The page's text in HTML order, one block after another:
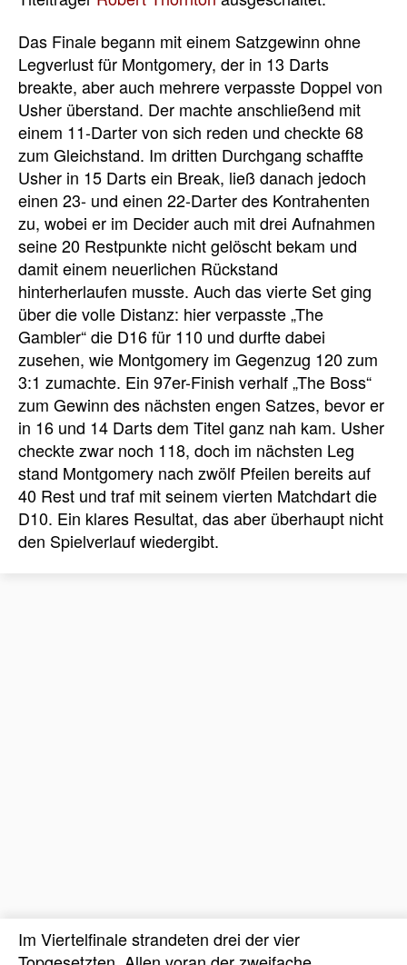
Das Finale begann mit einem Satzgewinn ohne
Legverlust für Montgomery, der in 13 Darts
breakte, aber auch mehrere verpasste Doppel von
Usher überstand. Der machte anschließend mit
einem 11-Darter von sich reden und checkte 68
zum Gleichstand. Im dritten Durchgang schaffte
Usher in 15 Darts ein Break, ließ danach jedoch
einen 23- und einen 22-Darter des Kontrahenten
zu, wobei er im Decider auch mit drei Aufnahmen
seine 20 Restpunkte nicht gelöscht bekam und
damit einem neuerlichen Rückstand
hinterherlaufen musste. Auch das vierte Set ging
über die volle Distanz: hier verpasste „The
Gambler“ die D16 für 110 und durfte dabei
zusehen, wie Montgomery im Gegenzug 120 zum
3:1 zumachte. Ein 97er-Finish verhalf „The Boss“
zum Gewinn des nächsten engen Satzes, bevor er
in 16 und 14 Darts dem Titel ganz nah kam. Usher
checkte zwar noch 118, doch im nächsten Leg
stand Montgomery nach zwölf Pfeilen bereits auf
40 Rest und traf mit seinem vierten Matchdart die
D10. Ein klares Resultat, das aber überhaupt nicht
den Spielverlauf wiedergibt.
Im Viertelfinale strandeten drei der vier